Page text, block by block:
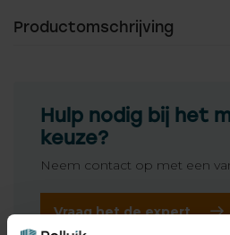
Productomschrijving
Hulp nodig bij het
keuze?
Neem contact op met een
Vraag het de expert